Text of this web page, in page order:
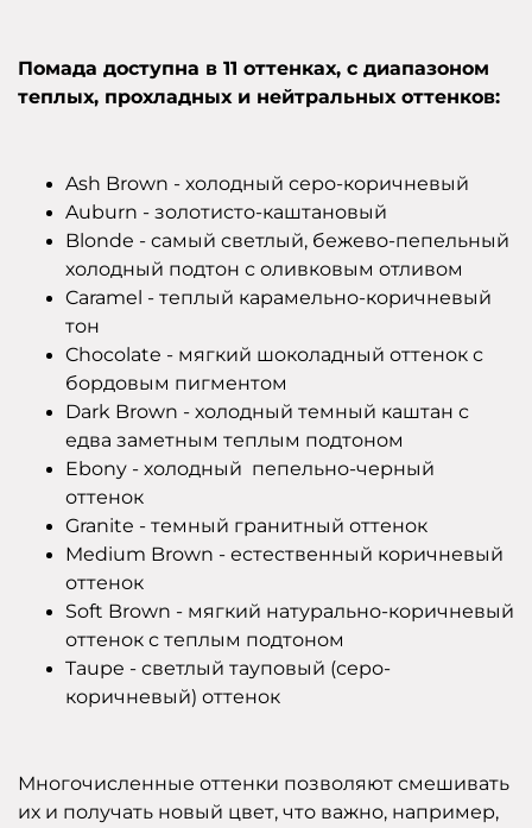
Помада доступна в 11 оттенках, с диапазоном
теплых, прохладных и нейтральных оттенков:
Ash Brown - холодный серо-коричневый
Auburn - золотисто-каштановый
Blonde - самый светлый, бежево-пепельный
холодный подтон с оливковым отливом
Caramel - теплый карамельно-коричневый
тон
Chocolate - мягкий шоколадный оттенок с
бордовым пигментом
Dark Brown - холодный темный каштан с
едва заметным теплым подтоном
Ebony - холодный пепельно-черный
оттенок
Granite - темный гранитный оттенок
Medium Brown - естественный коричневый
оттенок
Soft Brown - мягкий натурально-коричневый
оттенок с теплым подтоном
Taupe - светлый тауповый (серо-
коричневый) оттенок
Многочисленные оттенки позволяют смешивать
их и получать новый цвет, что важно, например,